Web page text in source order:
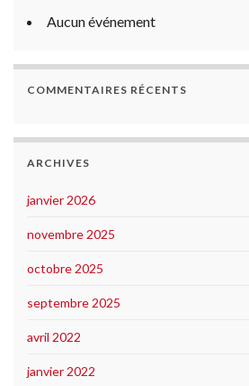
Aucun événement
COMMENTAIRES RÉCENTS
ARCHIVES
janvier 2026
novembre 2025
octobre 2025
septembre 2025
avril 2022
janvier 2022